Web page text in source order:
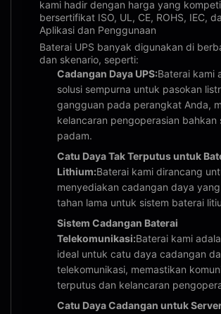
kami hadir dengan harga yang
bersertifikat ISO, UL, CE, ROHS, IEC,
Aplikasi dan Penggunaan
Baterai UPS banyak digunakan di
dan skenario, seperti:
Cadangan Daya UPS:Baterai kami
solusi sempurna untuk pasokan
gangguan pada perangkat Anda,
kelancaran pengoperasian bahkan
padam.
Catu Daya Tak Terputus untuk
Lithium:Baterai kami dirancang
menyediakan cadangan daya
tahan lama untuk sistem baterai
Sistem Cadangan Baterai
Telekomunikasi:Baterai kami
ideal untuk catu daya cadangan
telekomunikasi, memastikan
terputus dan kelancaran
Catu Daya Cadangan untuk